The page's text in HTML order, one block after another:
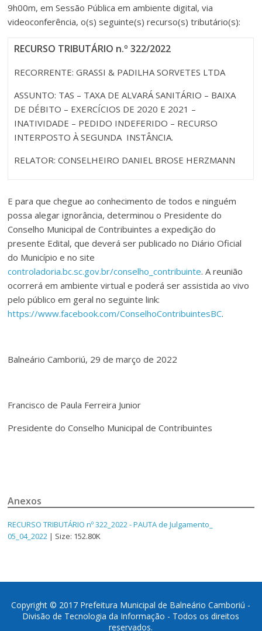
9h00m, em Sessão Pública em ambiente digital, via
videoconferência, o(s) seguinte(s) recurso(s) tributário(s):
RECURSO TRIBUTÁRIO n.º 322/2022
RECORRENTE: GRASSI & PADILHA SORVETES LTDA
ASSUNTO: TAS – TAXA DE ALVARÁ SANITÁRIO – BAIXA
DE DÉBITO – EXERCÍCIOS DE 2020 E 2021 –
INATIVIDADE – PEDIDO INDEFERIDO – RECURSO
INTERPOSTO À SEGUNDA INSTÂNCIA.
RELATOR: CONSELHEIRO DANIEL BROSE HERZMANN
E para que chegue ao conhecimento de todos e ninguém
possa alegar ignorância, determinou o Presidente do
Conselho Municipal de Contribuintes a expedição do
presente Edital, que deverá ser publicado no Diário Oficial
do Município e no site
controladoria.bc.sc.gov.br/conselho_contribuinte. A reunião
ocorrerá em ambiente virtual e poderá ser assistida ao vivo
pelo público em geral no seguinte link:
https://www.facebook.com/ConselhoContribuintesBC.
Balneário Camboriú, 29 de março de 2022
Francisco de Paula Ferreira Junior
Presidente do Conselho Municipal de Contribuintes
Anexos
RECURSO TRIBUTÁRIO nº 322_2022 - PAUTA de Julgamento_
05_04_2022 | Size: 152.80K
Copyright © 2017 Prefeitura Municipal de Balneário Camboriú -
Divisão de Tecnologia da Informação - Todos os direitos
reservados.